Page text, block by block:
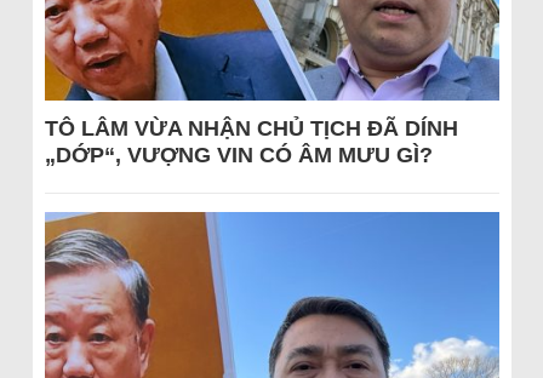
TÔ LÂM VỪA NHẬN CHỦ TỊCH ĐÃ DÍNH
„DỚP“, VƯỢNG VIN CÓ ÂM MƯU GÌ?